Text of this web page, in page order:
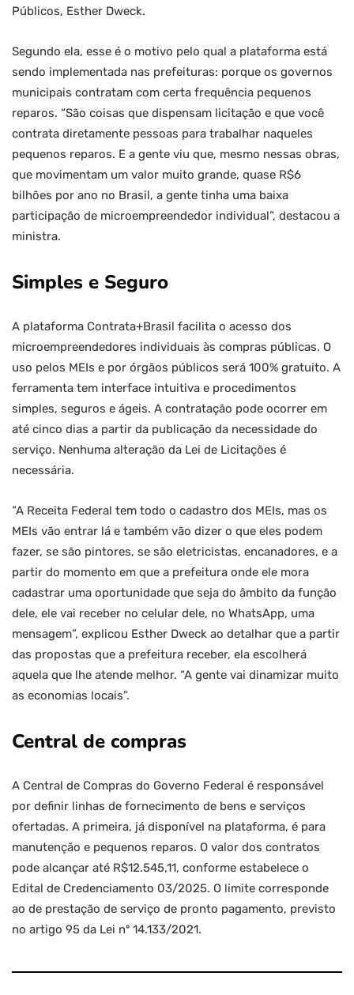
Públicos, Esther Dweck.
Segundo ela, esse é o motivo pelo qual a plataforma está
sendo implementada nas prefeituras: porque os governos
municipais contratam com certa frequência pequenos
reparos. “São coisas que dispensam licitação e que você
contrata diretamente pessoas para trabalhar naqueles
pequenos reparos. E a gente viu que, mesmo nessas obras,
que movimentam um valor muito grande, quase R$6
bilhões por ano no Brasil, a gente tinha uma baixa
participação de microempreendedor individual”, destacou a
ministra.
Simples e Seguro
A plataforma Contrata+Brasil facilita o acesso dos
microempreendedores individuais às compras públicas. O
uso pelos MEIs e por órgãos públicos será 100% gratuito. A
ferramenta tem interface intuitiva e procedimentos
simples, seguros e ágeis. A contratação pode ocorrer em
até cinco dias a partir da publicação da necessidade do
serviço. Nenhuma alteração da Lei de Licitações é
necessária.
“A Receita Federal tem todo o cadastro dos MEIs, mas os
MEIs vão entrar lá e também vão dizer o que eles podem
fazer, se são pintores, se são eletricistas, encanadores, e a
partir do momento em que a prefeitura onde ele mora
cadastrar uma oportunidade que seja do âmbito da função
dele, ele vai receber no celular dele, no WhatsApp, uma
mensagem”, explicou Esther Dweck ao detalhar que a partir
das propostas que a prefeitura receber, ela escolherá
aquela que lhe atende melhor. “A gente vai dinamizar muito
as economias locais”.
Central de compras
A Central de Compras do Governo Federal é responsável
por definir linhas de fornecimento de bens e serviços
ofertadas. A primeira, já disponível na plataforma, é para
manutenção e pequenos reparos. O valor dos contratos
pode alcançar até R$12.545,11, conforme estabelece o
Edital de Credenciamento 03/2025. O limite corresponde
ao de prestação de serviço de pronto pagamento, previsto
no artigo 95 da Lei nº 14.133/2021.